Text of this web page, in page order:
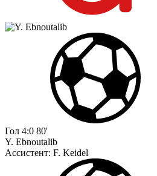
Гол 4:0 80'
Y. Ebnoutalib
Ассистент: F. Keidel